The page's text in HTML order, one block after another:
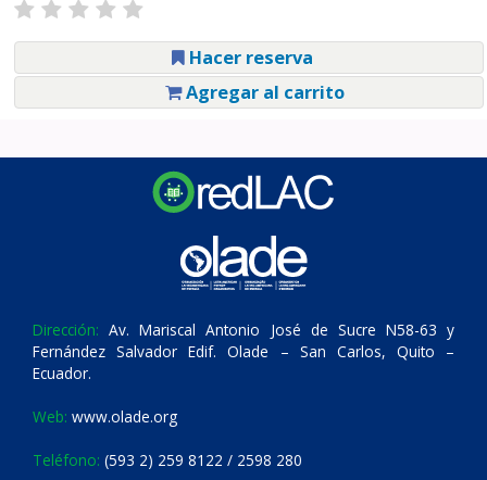
Hacer reserva
Agregar al carrito
Dirección: Av. Mariscal Antonio José de Sucre N58-63 y
Fernández Salvador Edif. Olade – San Carlos, Quito –
Ecuador.
Web: www.olade.org
Teléfono: (593 2) 259 8122 / 2598 280